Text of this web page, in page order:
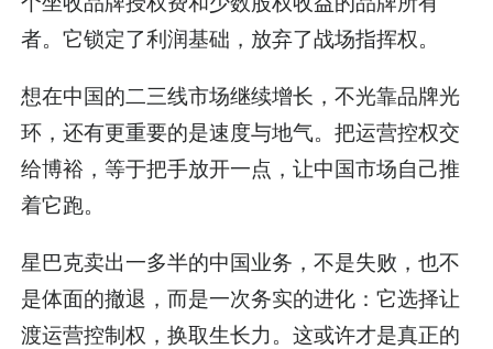
者。它锁定了利润基础，放弃了战场指挥权。
想在中国的二三线市场继续增长，不光靠品牌光
环，还有更重要的是速度与地气。把运营控权交
给博裕，等于把手放开一点，让中国市场自己推
着它跑。
星巴克卖出一多半的中国业务，不是失败，也不
是体面的撤退，而是一次务实的进化：它选择让
渡运营控制权，换取生长力。这或许才是真正的